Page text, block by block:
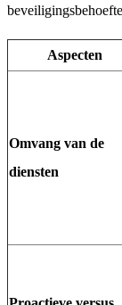
Aspecten
Omvang van de
diensten